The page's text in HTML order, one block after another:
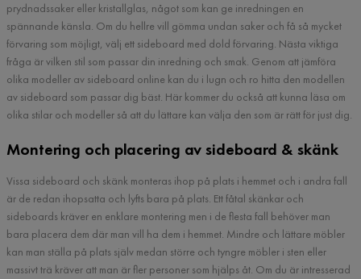
prydnadssaker eller kristallglas, något som kan ge inredningen en
spännande känsla. Om du hellre vill gömma undan saker och få så mycket
förvaring som möjligt, välj ett sideboard med dold förvaring. Nästa viktiga
fråga är vilken stil som passar din inredning och smak. Genom att jämföra
olika modeller av sideboard online kan du i lugn och ro hitta den modellen
av sideboard som passar dig bäst. Här kommer du också att kunna läsa om
olika stilar och modeller så att du lättare kan välja den som är rätt för just dig.
Montering och placering av sideboard & skänk
Vissa sideboard och skänk monteras ihop på plats i hemmet och i andra fall
är de redan ihopsatta och lyfts bara på plats. Ett fåtal skänkar och
sideboards kräver en enklare montering men i de flesta fall behöver man
bara placera dem där man vill ha dem i hemmet. Mindre och lättare möbler
kan man ställa på plats själv medan större och tyngre möbler i sten eller
massivt trä kräver att man är fler personer som hjälps åt. Om du är intresserad